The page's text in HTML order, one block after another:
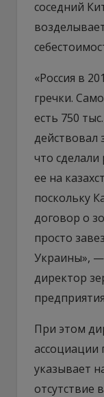
соседний
«Россия в
гречки.
есть 750
действовал
что сделали
ее на
поскольку
договор о
просто
Украины», —
директор
При этом
ассоциации
указывает
отсутствие